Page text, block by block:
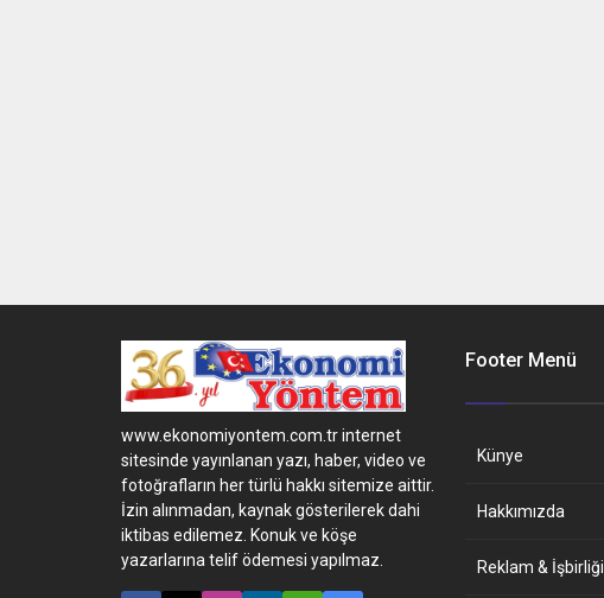
www.ekonomiyontem.com.tr internet
sitesinde yayınlanan yazı, haber, video ve
fotoğrafların her türlü hakkı sitemize aittir.
İzin alınmadan, kaynak gösterilerek dahi
iktibas edilemez. Konuk ve köşe
yazarlarına telif ödemesi yapılmaz.
Footer Menü
Künye
Hakkımızda
Reklam & İşbirliği